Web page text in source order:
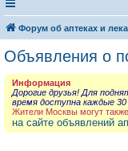
Форум об аптеках и
Объявления о
Информация
Дорогие друзья! Для
время доступна каждые
Жители Москвы могут
на сайте объявлений